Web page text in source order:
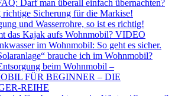
Darf man überall einfach übernachten?
Sicherung für die Markise!
und Wasserrohre, so ist es richtig!
das Kajak aufs Wohnmobil? VIDEO
im Wohnmobil: So geht es sicher.
brauche ich im Wohnmobil?
beim Wohnmobil –
FÜR BEGINNER – DIE
REIHE